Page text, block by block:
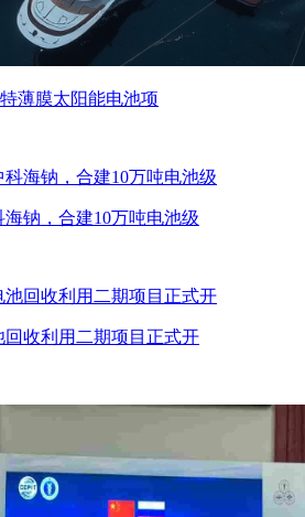
薄膜太阳能电池项
钠，合建10万吨电池级
回收利用二期项目正式开